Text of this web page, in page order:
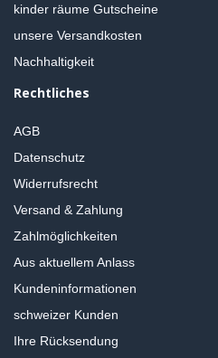
kinder räume Gutscheine
unsere Versandkosten
Nachhaltigkeit
Rechtliches
AGB
Datenschutz
Widerrufsrecht
Versand & Zahlung
Zahlmöglichkeiten
Aus aktuellem Anlass
Kundeninformationen
schweizer Kunden
Ihre Rücksendung